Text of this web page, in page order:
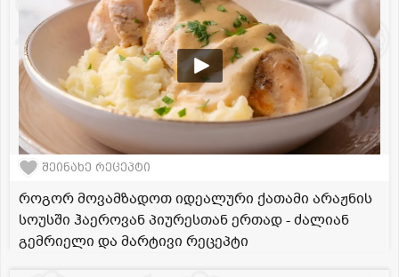
შეინახე რეცეპტი
როგორ მოვამზადოთ იდეალური ქათამი არაჟნის
სოუსში ჰაეროვან პიურესთან ერთად - ძალიან
გემრიელი და მარტივი რეცეპტი